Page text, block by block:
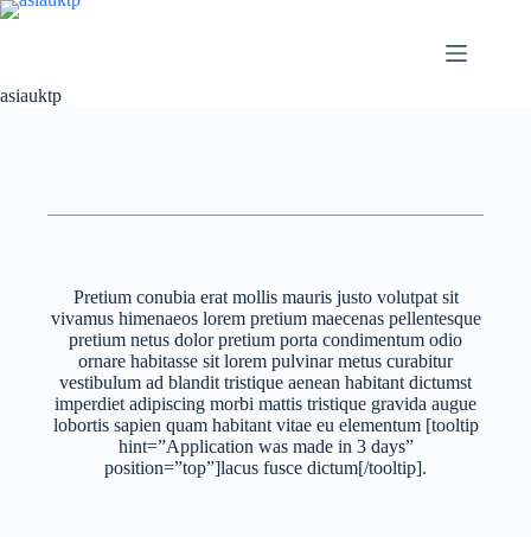
asiauktp
Pretium conubia erat mollis mauris justo volutpat sit
vivamus himenaeos lorem pretium maecenas pellentesque
pretium netus dolor pretium porta condimentum odio
ornare habitasse sit lorem pulvinar metus curabitur
vestibulum ad blandit tristique aenean habitant dictumst
imperdiet adipiscing morbi mattis tristique gravida augue
lobortis sapien quam habitant vitae eu elementum [tooltip
hint=”Application was made in 3 days”
position=”top”]lacus fusce dictum[/tooltip].